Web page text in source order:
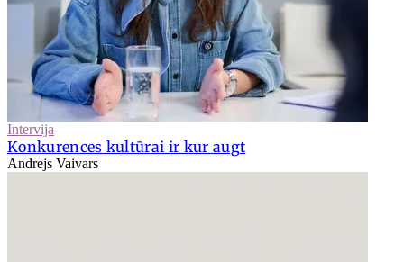
Intervija
Konkurences kultūrai ir kur augt
Andrejs Vaivars